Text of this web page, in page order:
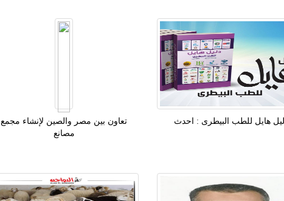
تعاون بين مصر والصين لإنشاء مجمع
مصانع
هايل للطب البيطرى : احدث